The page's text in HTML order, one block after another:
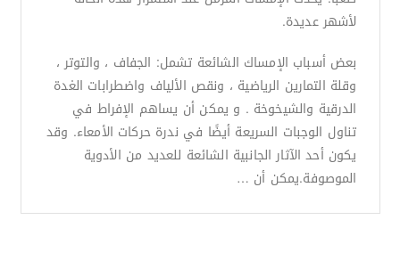
لأشهر عديدة.
بعض أسباب الإمساك الشائعة تشمل: الجفاف ، والتوتر ،
وقلة التمارين الرياضية ، ونقص الألياف واضطرابات الغدة
الدرقية والشيخوخة . و يمكن أن يساهم الإفراط في
تناول الوجبات السريعة أيضًا في ندرة حركات الأمعاء. وقد
يكون أحد الآثار الجانبية الشائعة للعديد من الأدوية
الموصوفة.يمكن أن …